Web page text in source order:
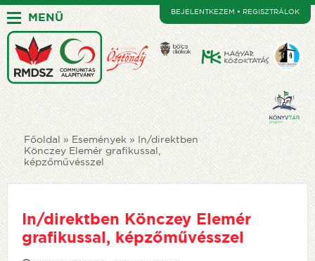
MENÜ BEJELENTKEZEM • REGISZTRÁLOK
Főoldal Események
In/direktben
Könczey Elemér grafikussal,
képzőművésszel
In/direktben Könczey Elemér
grafikussal, képzőművésszel